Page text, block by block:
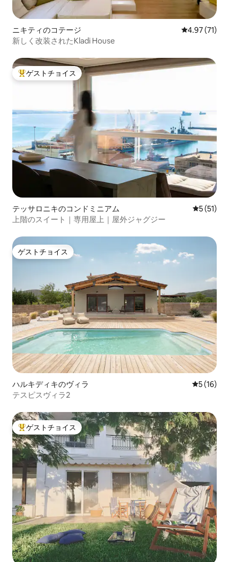
ニキティのコテージ レビュー71
4.97 (71)
新しく改装されたKladi House
大好評のゲストチョイスです。
ゲストチョイス
テッサロニキのコンドミニアム レビュー
5 (51)
上階のスイート｜専用屋上｜屋外ジャグジー
ゲストチョイス
ゲストチョイス
ハルキディキのヴィラ レビュー
5 (16)
テスピスヴィラ2
大好評のゲストチョイスです。
ゲストチョイス